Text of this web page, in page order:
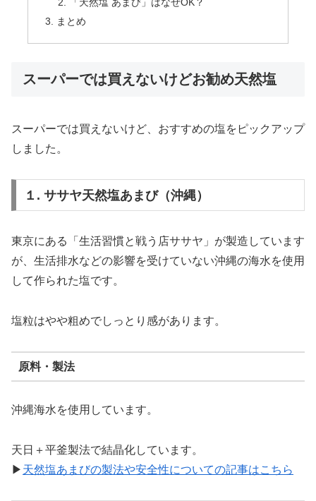
まとめ
スーパーでは買えないけどお勧め天然塩
スーパーでは買えないけど、おすすめの塩をピックアップ
しました。
１. ササヤ天然塩あまび（沖縄）
東京にある「生活習慣と戦う店ササヤ」が製造しています
が、生活排水などの影響を受けていない沖縄の海水を使用
して作られた塩です。
塩粒はやや粗めでしっとり感があります。
原料・製法
沖縄海水を使用しています。
天日＋平釜製法で結晶化しています。
▶ 天然塩あまびの製法や安全性についての記事はこちら